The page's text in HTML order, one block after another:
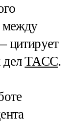
между
цитирует
делТАСС.